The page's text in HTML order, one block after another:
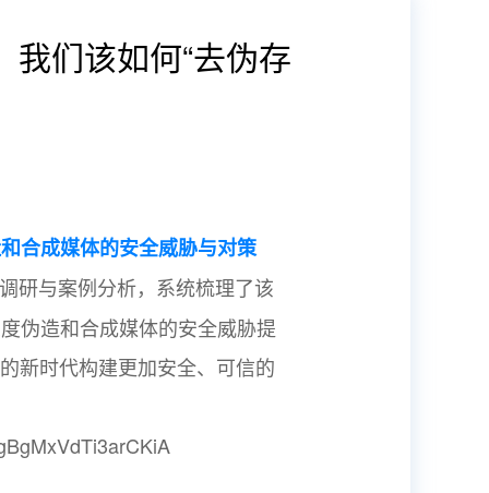
我们该如何“去伪存
合成媒体的安全威胁与对策
研与案例分析，系统梳理了该
伪造和合成媒体的安全威胁提
新时代构建更加安全、可信的